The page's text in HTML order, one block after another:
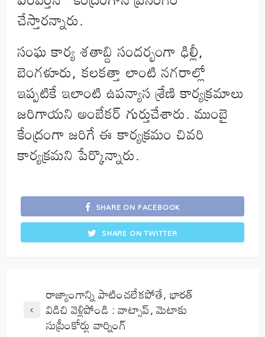
చేస్తారన్నారు.
సంఘ కార్య శతాబ్ది సందర్భంగా ఢిల్లీ,
బెంగళూరు, కలకత్తా లాంటి నగరాల్లో
ఇప్పటికే ఇలాంటి ఉపన్యాస శ్రేణి కార్యక్రమాలు
జరిగాయని అంబేకర్ గుర్తుచేశారు. ముంబై
కేంద్రంగా జరిగే ఈ కార్యక్రమం చివరి
కార్యక్రమని పేర్కొన్నారు.
SHARE ON FACEBOOK
SHARE ON TWITTER
రాజ్యాంగాన్ని పాటించలేకపోతే, భారత్
విడిచి వెళ్లిపోండి : వాట్సాప్, మెటాకు
సుప్రీంకోర్టు వార్నింగ్